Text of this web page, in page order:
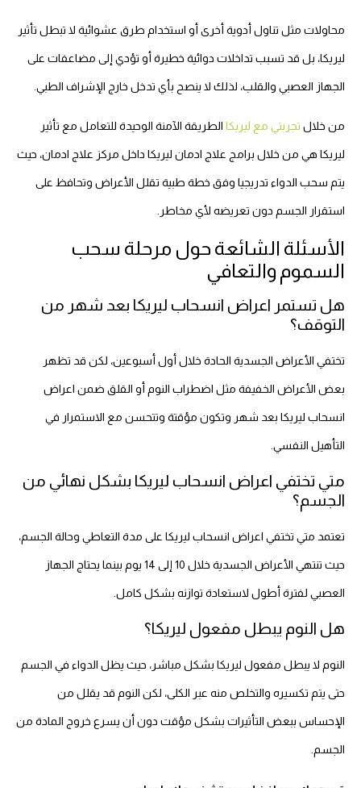
محاولات مثل تناول أدوية أخرى أو استخدام طرق عشوائية لا تبطل تأثير
ليريكا، بل قد تسبب تداخلات دوائية خطيرة أو تؤدي إلى مضاعفات على
الجهاز العصبي والقلب، لذلك لا ينصح بأي تدخل خارج الإشراف الطبي.
من خلال تجربتي مع ليريكا الطريقة الآمنة الوحيدة للتعامل مع تأثير
ليريكا هي من خلال برامج علاج ادمان ليريكا داخل مركز علاج ادمان، حيث
يتم سحب الدواء تدريجيا وفق خطة طبية تقلل الأعراض وتحافظ على
استقرار الجسم دون تعريضه لأي مخاطر.
الأسئلة الشائعة حول مرحلة سحب
السموم والتعافي
هل تستمر اعراض انسحاب ليريكا بعد شهر من
التوقف؟
تختفي الأعراض الجسدية الحادة خلال أول أسبوعين، لكن قد تظهر
بعض الأعراض الخفيفة مثل اضطراب النوم أو القلق ضمن اعراض
انسحاب ليريكا بعد شهر وتكون مؤقتة وتتحسن مع الاستمرار في
التأهيل النفسي.
متي تختفي اعراض انسحاب ليريكا بشكل نهائي من
الجسم؟
تعتمد متي تختفي اعراض انسحاب ليريكا على مدة التعاطي وحالة الجسم،
حيث تنتهي الأعراض الجسدية خلال 10 إلى 14 يوم بينما يحتاج الجهاز
العصبي لفترة أطول لاستعادة توازنه بشكل كامل.
هل النوم يبطل مفعول ليريكا؟
النوم لا يبطل مفعول ليريكا بشكل مباشر، حيث يظل الدواء في الجسم
حتى يتم تكسيره والتخلص منه عبر الكلى، لكن النوم قد يقلل من
الإحساس ببعض التأثيرات بشكل مؤقت دون أن يسرع خروج المادة من
الجسم.